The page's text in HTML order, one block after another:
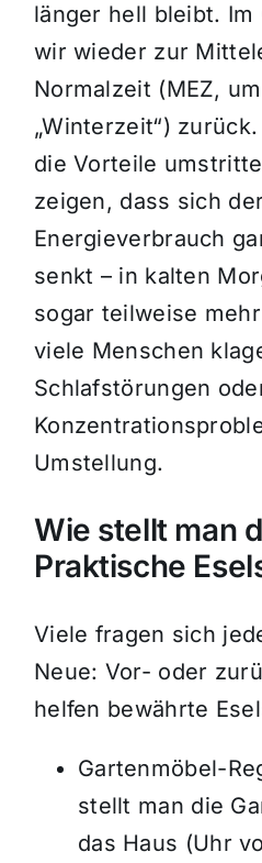
länger hell bleibt.
wir wieder zur
Normalzeit (MEZ,
„Winterzeit“)
die Vorteile
zeigen, dass sich
Energieverbrauch
senkt – in kalten
sogar teilweise
viele Menschen
Schlafstörungen
Umstellung.
Wie stellt man
Praktische
Viele fragen sich
Neue: Vor- oder
helfen bewährte
Gartenmöbel-
stellt man die
das Haus (Uhr